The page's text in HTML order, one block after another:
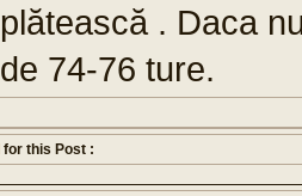
plătească . Daca
de 74-76 ture.
for this Post :